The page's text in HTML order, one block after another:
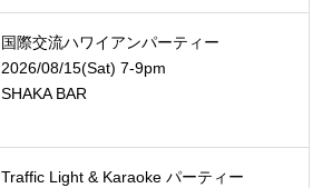
国際交流ハワイアンパーティー
2026/08/15(Sat) 7-9pm
SHAKA BAR
Traffic Light & Karaoke パーティー